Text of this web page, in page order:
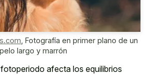
, Fotografía en primer plano de un
largo y marrón
fotoperiodo afecta los equilibrios